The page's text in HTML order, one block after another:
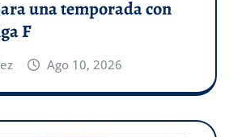
una temporada con
F
Ago 10, 2026